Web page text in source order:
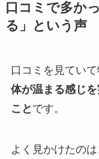
口コミで多か
る」という声
口コミを見てい
体が温まる感じ
こと です。
よく見かけたの